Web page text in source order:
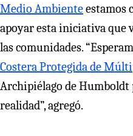
Medio Ambienteestamos
apoyar esta iniciativa que
las comunidades.
Costera Protegida de
Archipiélago de Humboldt
realidad”, agregó.